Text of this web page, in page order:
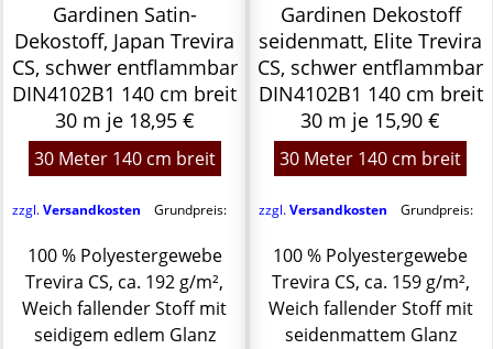
Gardinen Satin-
Dekostoff, Japan Trevira
CS, schwer entflammbar
DIN4102B1 140 cm breit
30 m je 18,95 €
30 Meter 140 cm breit
zzgl.Versandkosten Grundpreis:
100 % Polyestergewebe
Trevira CS, ca. 192 g/m²,
Weich fallender Stoff mit
seidigem edlem Glanz
Gardinen Dekostoff
seidenmatt, Elite Trevira
CS, schwer entflammbar
DIN4102B1 140 cm breit
30 m je 15,90 €
30 Meter 140 cm breit
zzgl.Versandkosten Grundpreis:
100 % Polyestergewebe
Trevira CS, ca. 159 g/m²,
Weich fallender Stoff mit
seidenmattem Glanz